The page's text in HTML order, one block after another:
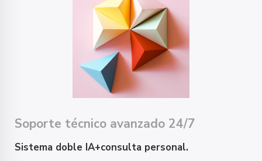
Soporte técnico avanzado 24/7
Sistema doble IA+consulta personal.